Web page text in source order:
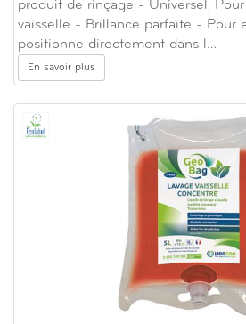
produit de rinçage - Universel,
vaisselle - Brillance parfaite - Pour
positionne directement dans l…
En savoir plus